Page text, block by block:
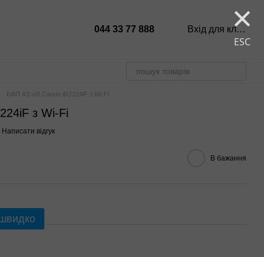
×
ESC
044 33 77 888 Вхід для клієнтів
БФП А3 ч/б Canon iR2224iF з Wi-Fi
з Wi-Fi
Написати відгук
В бажання